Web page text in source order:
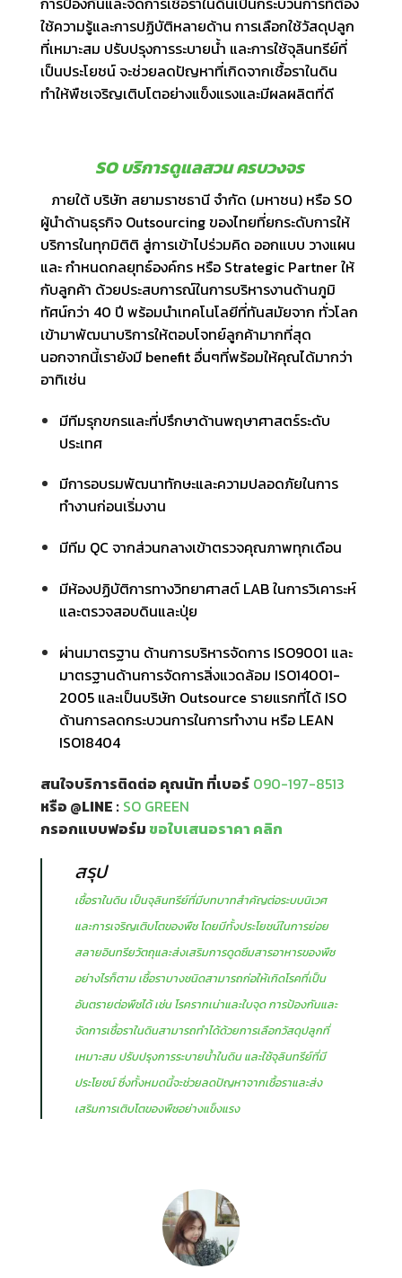
ใช้ความรู้และการปฏิบัติหลายด้าน การเลือกใช้วัสดุปลูก
ที่เหมาะสม ปรับปรุงการระบายน้ำ และการใช้จุลินทรีย์ที่
เป็นประโยชน์ จะช่วยลดปัญหาที่เกิดจากเชื้อราในดิน
ทำให้พืชเจริญเติบโตอย่างแข็งแรงและมีผลผลิตที่ดี
SO บริการดูแลสวน ครบวงจร
ภายใต้ บริษัท สยามราชธานี จำกัด (มหาชน) หรือ SO
ผู้นำด้านธุรกิจ Outsourcing ของไทยที่ยกระดับการให้
บริการในทุกมิติติ สู่การเข้าไปร่วมคิด ออกแบบ วางแผน
และ กำหนดกลยุทธ์องค์กร หรือ Strategic Partner ให้
กับลูกค้า ด้วยประสบการณ์ในการบริหารงานด้านภูมิ
ทัศน์กว่า 40 ปี พร้อมนำเทคโนโลยีที่ทันสมัยจาก ทั่วโลก
เข้ามาพัฒนาบริการให้ตอบโจทย์ลูกค้ามากที่สุด
นอกจากนี้เรายังมี benefit อื่นๆที่พร้อมให้คุณได้มากว่า
อาทิเช่น
มีทีมรุกขกรและที่ปรึกษาด้านพฤษาศาสตร์ระดับ
ประเทศ
มีการอบรมพัฒนาทักษะและความปลอดภัยในการ
ทำงานก่อนเริ่มงาน
มีทีม QC จากส่วนกลางเข้าตรวจคุณภาพทุกเดือน
มีห้องปฏิบัติการทางวิทยาศาสต์ LAB ในการวิเคาระห์
และตรวจสอบดินและปุ่ย
ผ่านมาตรฐาน ด้านการบริหารจัดการ ISO9001 และ
มาตรฐานด้านการจัดการสิ่งแวดล้อม ISO14001-
2005 และเป็นบริษัท Outsource รายแรกที่ได้ ISO
ด้านการลดกระบวนการในการทำงาน หรือ LEAN
ISO18404
สนใจบริการติดต่อ คุณนัท ที่เบอร์ 090-197-8513
หรือ @LINE : SO GREEN
กรอกแบบฟอร์ม ขอใบเสนอราคา คลิก
สรุป
เชื้อราในดิน เป็นจุลินทรีย์ที่มีบทบาทสำคัญต่อระบบนิเวศ
และการเจริญเติบโตของพืช โดยมีทั้งประโยชน์ในการย่อย
สลายอินทรียวัตถุและส่งเสริมการดูดซึมสารอาหารของพืช
อย่างไรก็ตาม เชื้อราบางชนิดสามารถก่อให้เกิดโรคที่เป็น
อันตรายต่อพืชได้ เช่น โรครากเน่าและใบจุด การป้องกันและ
จัดการเชื้อราในดินสามารถทำได้ด้วยการเลือกวัสดุปลูกที่
เหมาะสม ปรับปรุงการระบายน้ำในดิน และใช้จุลินทรีย์ที่มี
ประโยชน์ ซึ่งทั้งหมดนี้จะช่วยลดปัญหาจากเชื้อราและส่ง
เสริมการเติบโตของพืชอย่างแข็งแรง